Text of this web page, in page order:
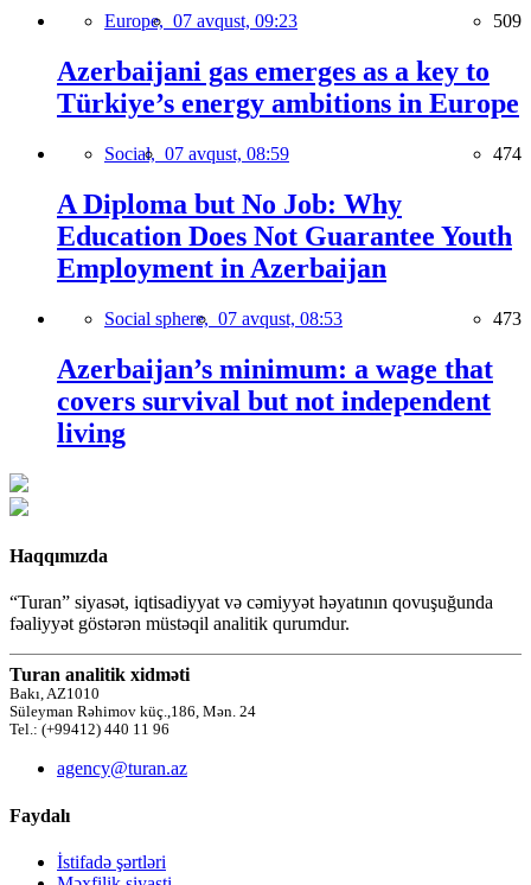
Europe, 07 avqust, 09:23 509
Azerbaijani gas emerges as a key to
Türkiye’s energy ambitions in Europe
Social, 07 avqust, 08:59 474
A Diploma but No Job: Why
Education Does Not Guarantee Youth
Employment in Azerbaijan
Social sphere, 07 avqust, 08:53 473
Azerbaijan’s minimum: a wage that
covers survival but not independent
living
Haqqımızda
“Turan” siyasət, iqtisadiyyat və cəmiyyət həyatının qovuşuğunda
fəaliyyət göstərən müstəqil analitik qurumdur.
Turan analitik xidməti
Bakı, AZ1010
Süleyman Rəhimov küç.,186, Mən. 24
Tel.: (+99412) 440 11 96
agency@turan.az
Faydalı
İstifadə şərtləri